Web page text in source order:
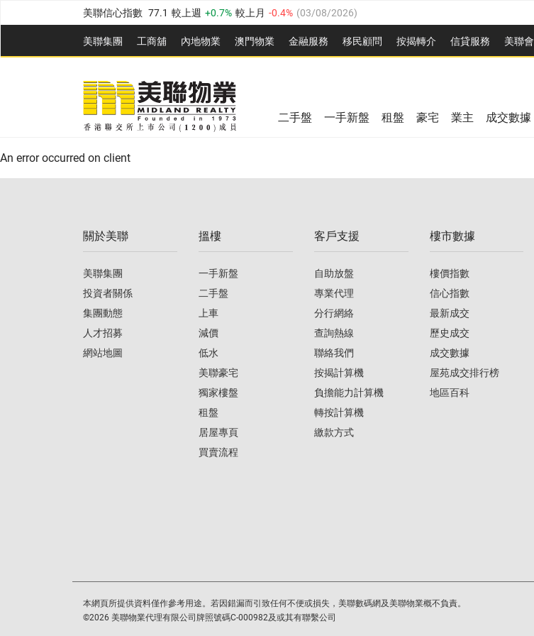
美聯信心指數 77.1 較上週 0.7% 較上月 -0.4% (03/08/2026)
全港樓價指數 149.1 較上週 0% 較上月 0.4% (03/08/2026)
港島樓價指數 157.4 較上週 -0.3% 較上月 -0.8% (03/08/2026)
九龍樓價指數 156.4 較上週 -0.1%
新界樓價指數 134.8 較上週 0.1% 0.9% 03/08/2026
美聯信心指數 77.1 較上週 0.7% 較上月
美聯集團 工商舖 內地物業 澳門物業 金融服務 移民顧問 按揭轉介 信貸服務 美聯會
全港樓價指數 149.1 較上週 0% 較上月
美聯信心指數 較上週 0.7% 03/08/2026)
二手盤 一手新盤 租盤 豪宅 業主 成交數據
An error occurred on client
關於美聯
美聯集團
投資者關係
集團動態
人才招募
網站地圖
搵樓
一手新盤
二手盤
上車
減價
低水
美聯豪宅
獨家樓盤
租盤
居屋專頁
買賣流程
客戶支援
自助放盤
專業代理
分行網絡
查詢熱線
聯絡我們
按揭計算機
負擔能力計算機
轉按計算機
繳款方式
樓市數據
樓價指數
信心指數
最新成交
歷史成交
成交數據
屋苑成交排行榜
地區百科
本網頁所提供資料僅作參考用途。若因錯漏而引致任何不便或損失，美聯數碼網及美聯物業概不負責。
©2026 美聯物業代理有限公司牌照號碼C-000982及或其有聯繫公司